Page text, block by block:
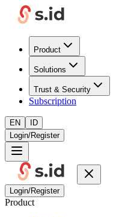
Product
Solutions
Trust & Security
Subscription
EN
ID
Login/Register
Login/Register
Product